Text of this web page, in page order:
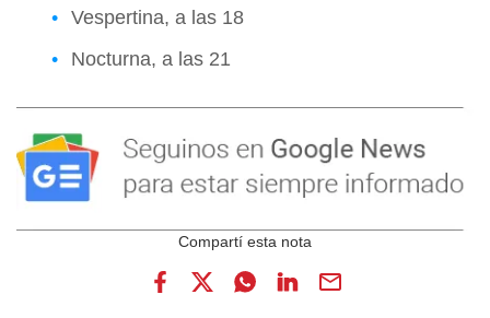
Vespertina, a las 18
Nocturna, a las 21